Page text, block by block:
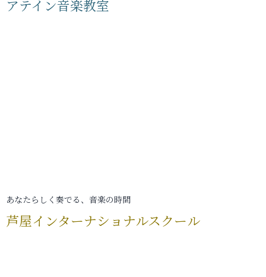
アテイン音楽教室
あなたらしく奏でる、音楽の時間
芦屋インターナショナルスクール